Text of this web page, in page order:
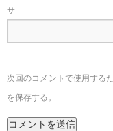
サ
次回のコメントで使用する
を保存する。